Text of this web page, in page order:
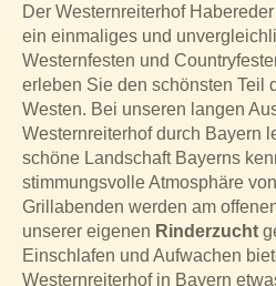
Der Westernreiterhof
ein einmaliges und
Westernfesten und
erleben Sie den schönsten Teil
Westen. Bei unseren langen
Westernreiterhof durch Bayern
schöne Landschaft Bayerns
stimmungsvolle Atmosphäre
Grillabenden werden am
unserer eigenen Rinderzucht
Einschlafen und Aufwachen
Westernreiterhof in Bayern